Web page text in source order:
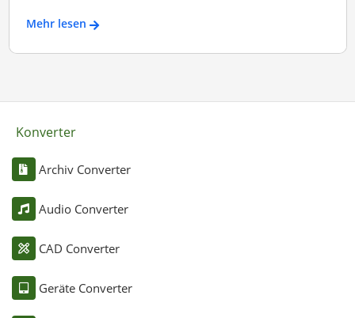
Mehr lesen
Konverter
Archiv Converter
Audio Converter
CAD Converter
Geräte Converter